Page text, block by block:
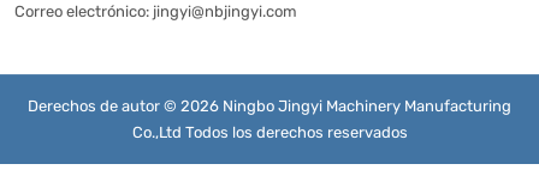
Correo electrónico: jingyi@nbjingyi.com
Derechos de autor © 2026 Ningbo Jingyi Machinery Manufacturing
Co.,Ltd Todos los derechos reservados